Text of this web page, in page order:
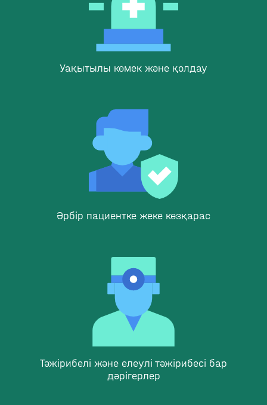
Уақытылы көмек және қолдау
Әрбір пациентке жеке көзқарас
Тәжірибелі және елеулі тәжірибесі бар
дәрігерлер